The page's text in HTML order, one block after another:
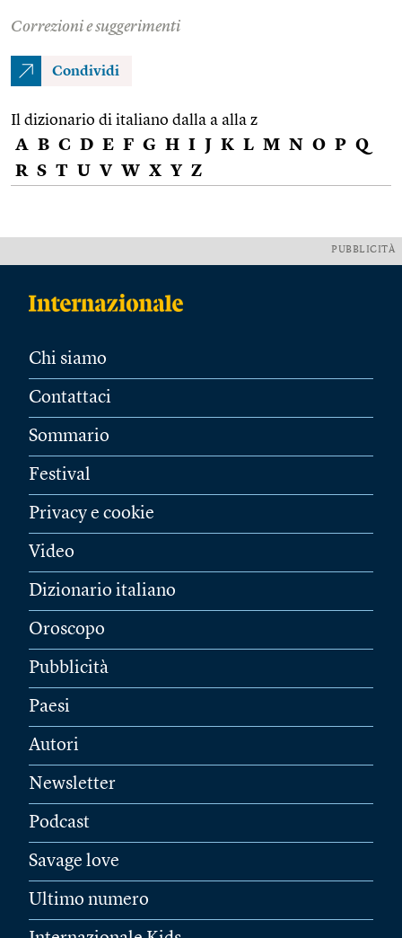
Correzioni e suggerimenti
Condividi
Il dizionario di italiano dalla a alla z
A B C D E F G H I J K L M N O P Q
R S T U V W X Y Z
PUBBLICITÀ
Chi siamo
Contattaci
Sommario
Festival
Privacy e cookie
Video
Dizionario italiano
Oroscopo
Pubblicità
Paesi
Autori
Newsletter
Podcast
Savage love
Ultimo numero